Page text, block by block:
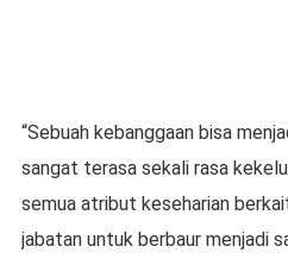
“Sebuah kebanggaan bisa
sangat terasa sekali rasa
semua atribut keseharian
jabatan untuk berbaur menjadi